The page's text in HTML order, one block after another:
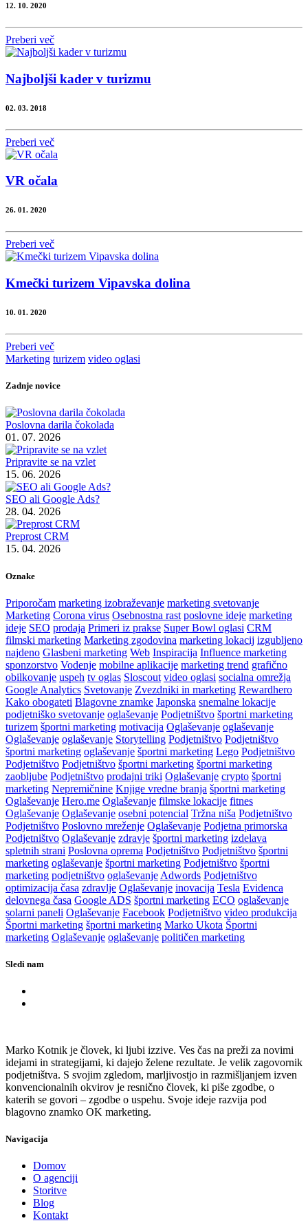
12. 10. 2020
Preberi več
Najboljši kader v turizmu
02. 03. 2018
Preberi več
VR očala
26. 01. 2020
Preberi več
Kmečki turizem Vipavska dolina
10. 01. 2020
Preberi več
Marketing turizem video oglasi
Zadnje novice
Poslovna darila čokolada
01. 07. 2026
Pripravite se na vzlet
15. 06. 2026
SEO ali Google Ads?
28. 04. 2026
Preprost CRM
15. 04. 2026
Oznake
Priporočam marketing izobraževanje marketing svetovanje
Marketing Corona virus Osebnostna rast poslovne ideje marketing
ideje SEO prodaja Primeri iz prakse Super Bowl oglasi CRM
filmski marketing Marketing zgodovina marketing lokacij izgubljeno
najdeno Glasbeni marketing Web Inspiracija Influence marketing
sponzorstvo Vodenje mobilne aplikacije marketing trend grafično
obilkovanje uspeh tv oglas Sloscout video oglasi socialna omrežja
Google Analytics Svetovanje Zvezdniki in marketing Rewardhero
Kako obogateti Blagovne znamke Japonska snemalne lokacije
podjetniško svetovanje oglaševanje Podjetništvo športni marketing
turizem športni marketing motivacija Oglaševanje oglaševanje
Oglaševanje oglaševanje Storytelling Podjetništvo Podjetništvo
športni marketing oglaševanje športni marketing Lego Podjetništvo
Podjetništvo Podjetništvo športni marketing športni marketing
zaobljube Podjetništvo prodajni triki Oglaševanje crypto športni
marketing Nepremičnine Knjige vredne branja športni marketing
Oglaševanje Hero.me Oglaševanje filmske lokacije fitnes
Oglaševanje Oglaševanje osebni potencial Tržna niša Podjetništvo
Podjetništvo Poslovno mreženje Oglaševanje Podjetna primorska
Podjetništvo Oglaševanje zdravje športni marketing izdelava
spletnih strani Poslovna oprema Podjetništvo Podjetništvo športni
marketing oglaševanje športni marketing Podjetništvo športni
marketing podjetništvo oglaševanje Adwords Podjetništvo
optimizacija časa zdravlje Oglaševanje inovacija Tesla Evidenca
delovnega časa Google ADS športni marketing ECO oglaševanje
solarni paneli Oglaševanje Facebook Podjetništvo video produkcija
Športni marketing športni marketing Marko Ukota Športni
marketing Oglaševanje oglaševanje političen marketing
Sledi nam
Marko Kotnik je človek, ki ljubi izzive. Ves čas na preži za novimi
idejami in strategijami, ki dajejo želene rezultate. Je velik zagovornik
podjetništva. S svojim zgledom, marljivostjo in razmišljanjem izven
konvencionalnih okvirov je resnično človek, ki piše zgodbe, o
katerih se govori – zgodbe o uspehu. Svoje ideje razvija pod
blagovno znamko OK marketing.
Navigacija
Domov
O agenciji
Storitve
Blog
Kontakt